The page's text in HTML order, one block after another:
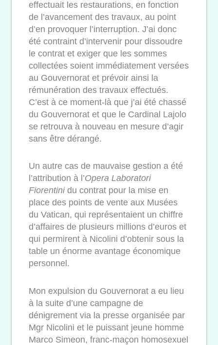
effectuait les restaurations, en fonction
de l’avancement des travaux, au point
d’en provoquer l’interruption. J’ai donc
été contraint d’intervenir pour dissoudre
le contrat et exiger que les sommes
collectées soient immédiatement versées
au Gouvernorat et prévoir ainsi la
rémunération des travaux effectués.
C’est à ce moment-là que j’ai été chassé
du Gouvernorat et que le Cardinal Lajolo
se retrouva à nouveau en mesure d’agir
sans être dérangé.
Un autre cas de mauvaise gestion a été
l’attribution à l’Opera Laboratori
Fiorentini du contrat pour la mise en
place des points de vente aux Musées
du Vatican, qui représentaient un chiffre
d’affaires de plusieurs millions d’euros et
qui permirent à Nicolini d’obtenir sous la
table un énorme avantage économique
personnel.
Mon expulsion du Gouvernorat a eu lieu
à la suite d’une campagne de
dénigrement via la presse organisée par
Mgr Nicolini et le puissant jeune homme
Marco Simeon, franc-maçon homosexuel